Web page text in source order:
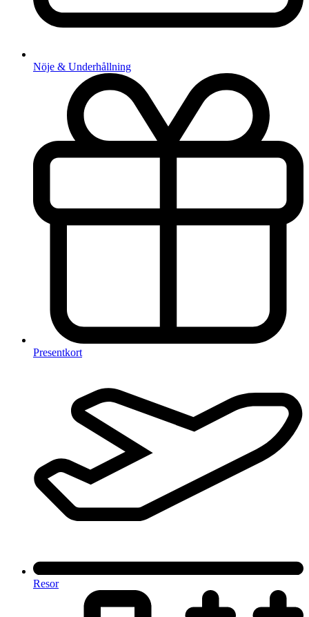
Nöje & Underhållning
Presentkort
Resor